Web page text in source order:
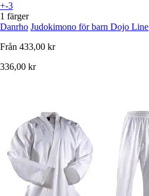
+-3
1 färger
Danrho Judokimono för barn Dojo Line
Från 433,00 kr
336,00 kr